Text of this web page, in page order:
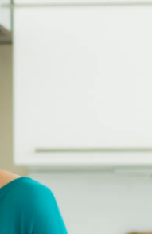
ト！